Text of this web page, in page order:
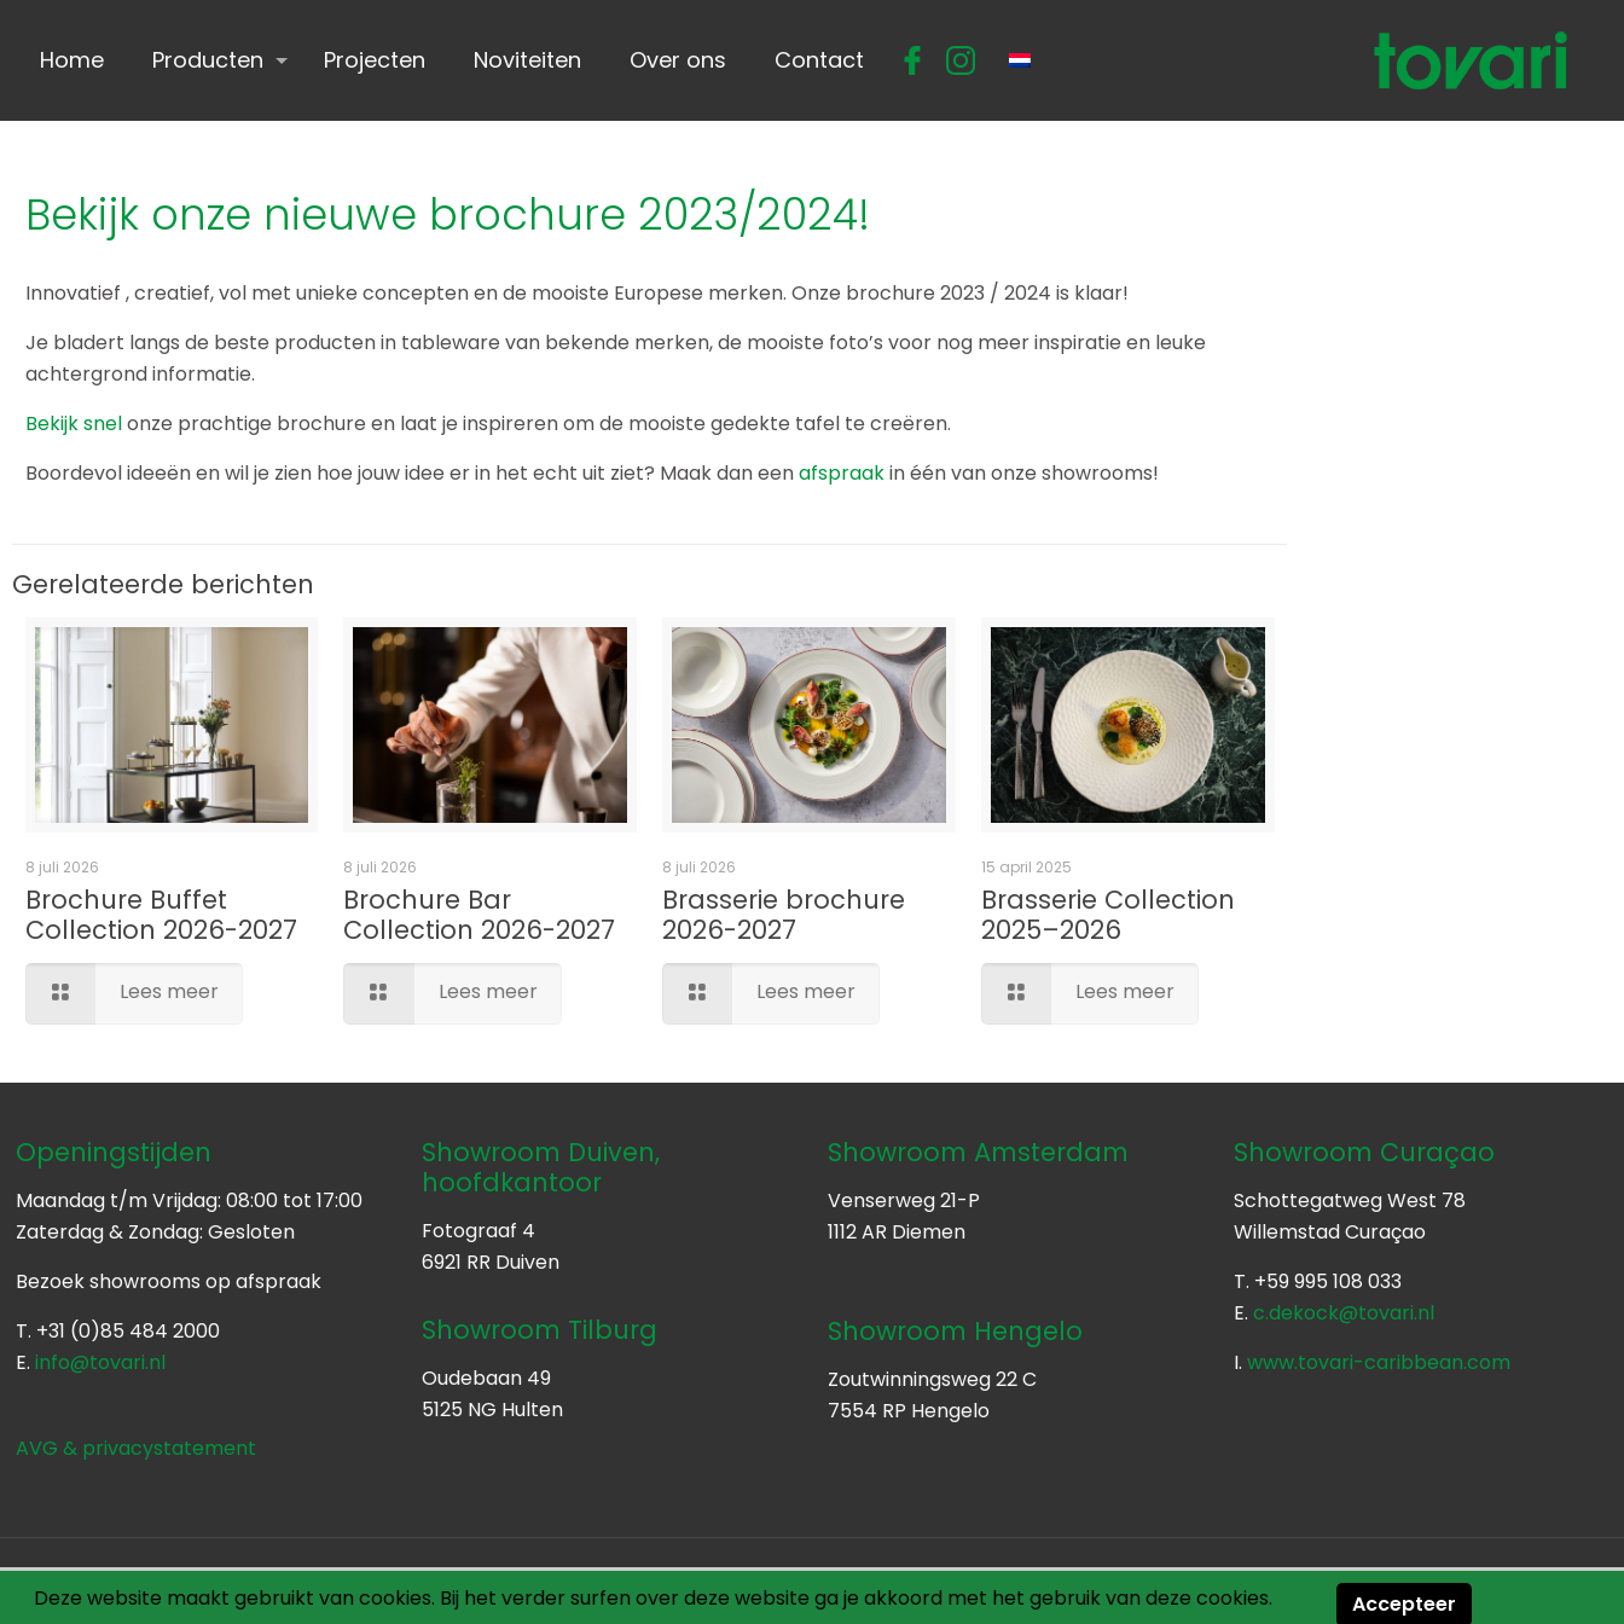
Home Producten Projecten Noviteiten Over ons Contact
Bekijk onze nieuwe brochure 2023/2024!
Innovatief , creatief, vol met unieke concepten en de mooiste Europese merken. Onze brochure 2023 / 2024 is klaar!
Je bladert langs de beste producten in tableware van bekende merken, de mooiste foto’s voor nog meer inspiratie en leuke
achtergrond informatie.
Bekijk snelonze prachtige brochure en laat je inspireren om de mooiste gedekte tafel te creëren.
Boordevol ideeën en wil je zien hoe jouw idee er in het echt uit ziet? Maak dan eenafspraakin één van onze showrooms!
Gerelateerde berichten
8 juli 2026
Brochure Buffet
Collection 2026-2027
Lees meer
8 juli 2026
Brochure Bar
Collection 2026-2027
Lees meer
8 juli 2026
Brasserie brochure
2026-2027
Lees meer
15 april 2025
Brasserie Collection
2025–2026
Lees meer
Openingstijden
Maandag t/m Vrijdag: 08:00 tot 17:00
Zaterdag & Zondag: Gesloten
Bezoek showrooms op afspraak
T. +31 (0)85 484 2000
E.info@tovari.nl
AVG & privacystatement
Showroom Duiven,
hoofdkantoor
Fotograaf 4
6921 RR Duiven
Showroom Tilburg
Oudebaan 49
5125 NG Hulten
Showroom Amsterdam
Venserweg 21-P
1112 AR Diemen
Showroom Hengelo
Zoutwinningsweg 22 C
7554 RP Hengelo
Showroom Curaçao
Schottegatweg West 78
Willemstad Curaçao
T. +59 995 108 033
E.c.dekock@tovari.nl
I.www.tovari-caribbean.com
© 2017 Tovari. All Rights Reserved. | Website door:BOOOM Digital
Deze website maakt gebruikt van cookies. Bij het verder surfen over deze website ga je akkoord met het gebruik van deze cookies. Accepteer